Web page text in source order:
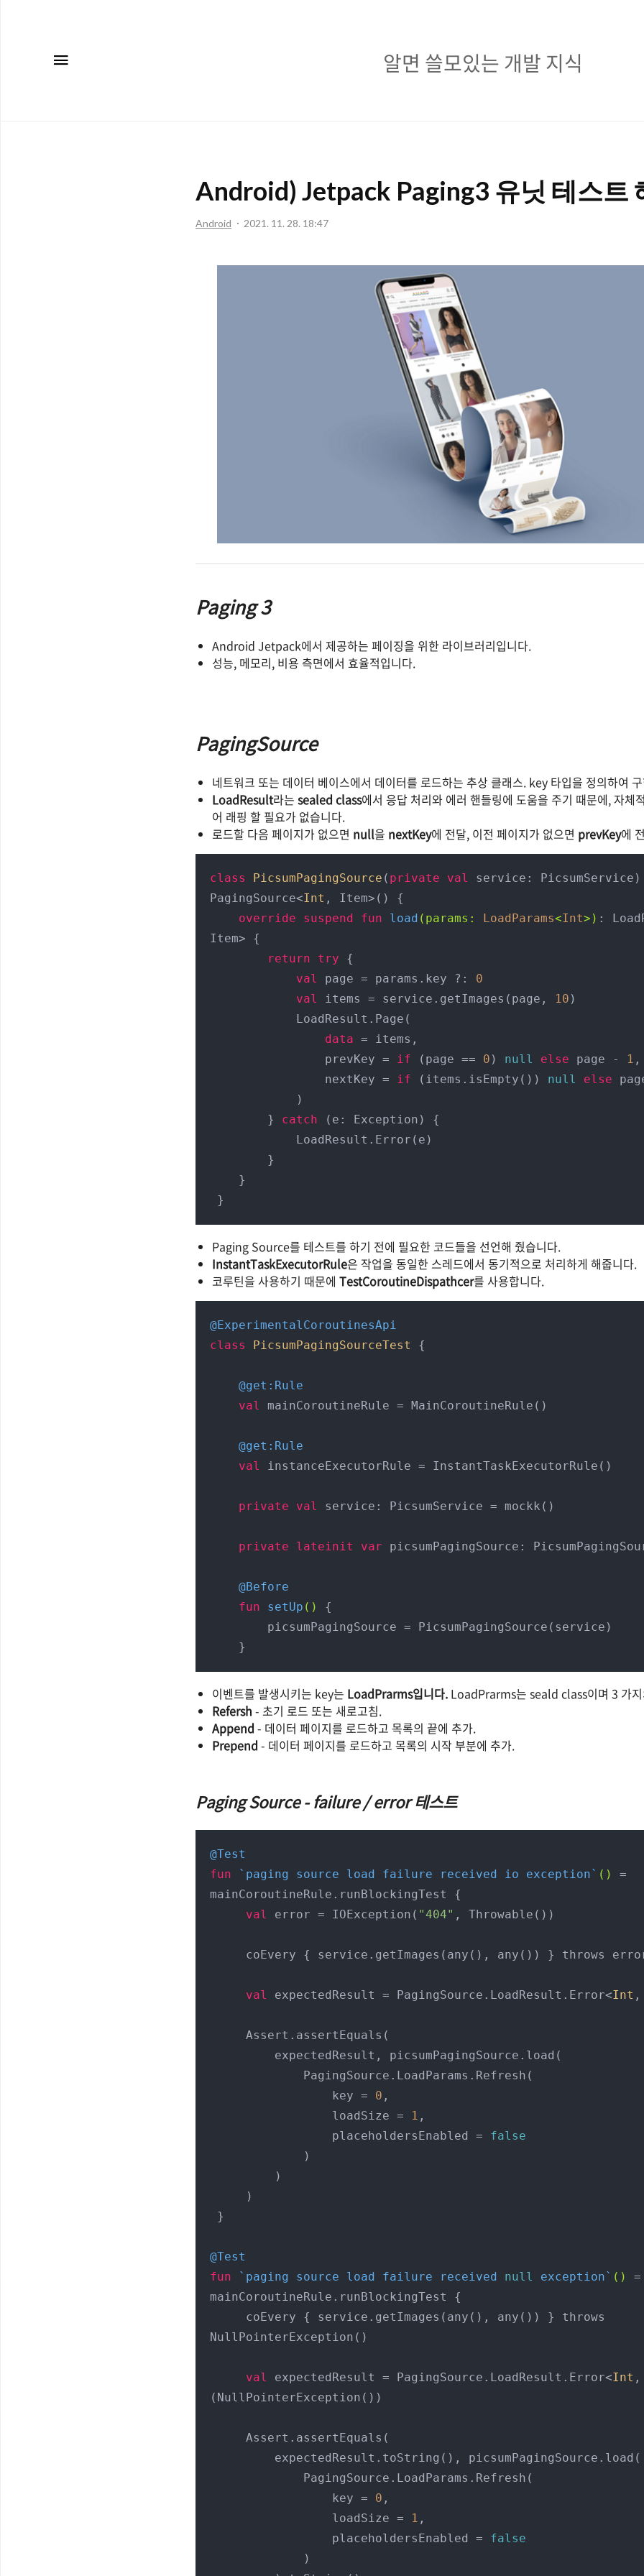
면
는
알면 쓸모있는 개발 지식
Android) Jetpack Paging3 유닛 테스트
Android 2021. 11. 28. 18:47
Paging 3
Android Jetpack에서 제공하는 페이징을 위한 라이브러리입니다.
성능, 메모리, 비용 측면에서 효율적입니다.
PagingSource
네트워크 또는 데이터 베이스에서 데이터를 로드하는 추상 클래스. key 타입을 정의하여
LoadResult라는 sealed class에서 응답 처리와 에러 핸들링에 도움을 주기 때문에, 자체
어 래핑 할 필요가 없습니다.
로드할 다음 페이지가 없으면 null을 nextKey에 전달, 이전 페이지가 없으면 prevKey에
class PicsumPagingSource ( private val
service:
PagingSource<Int , Item>() {
override
suspend fun load (params: LoadParams<Int>) :
Item> {
return
try {
val
page = params.key ?: 0
val
items = service.getImages(page, 10 )
data = items,
                prevKey =
if (page == 0 ) null else page - 1 ,
                nextKey =
if (items.isEmpty()) null else
        }
catch (e: Exception) {
}
Paging Source를 테스트를 하기 전에 필요한 코드들을 선언해 줬습니다.
InstantTaskExecutorRule은 작업을 동일한 스레드에서 동기적으로 처리하게 해줍니다.
코루틴을 사용하기 때문에 TestCoroutineDispathcer를 사용합니다.
@ExperimentalCoroutinesApi
class
PicsumPagingSourceTest {
@get:Rule
val
mainCoroutineRule = MainCoroutineRule()
@get:Rule
val
instanceExecutorRule = InstantTaskExecutorRule()
private val service: PicsumService = mockk()
private lateinit var picsumPagingSource:
@Before
fun
setUp ()
{
    }
이벤트를 발생시키는 key는 LoadPrarms입니다. LoadPrarms는 seald class이며 3 가지
Refersh - 초기 로드 또는 새로고침.
Append - 데이터 페이지를 로드하고 목록의 끝에 추가.
Prepend - 데이터 페이지를 로드하고 목록의 시작 부분에 추가.
Paging Source - failure / error 테스트
@Test
fun `paging source load failure received io exception` ()
=
mainCoroutineRule.runBlockingTest {
val
error = IOException( "404" , Throwable())
val expectedResult = PagingSource.LoadResult.Error<Int ,
                 key =
0 ,
                 loadSize =
1 ,
                 placeholdersEnabled =
false
@Test
fun `paging source load failure received null exception` ()
=
mainCoroutineRule.runBlockingTest {
NullPointerException()
val expectedResult = PagingSource.LoadResult.Error<Int ,
(NullPointerException())
                 key =
0 ,
                 loadSize =
1 ,
                 placeholdersEnabled =
false